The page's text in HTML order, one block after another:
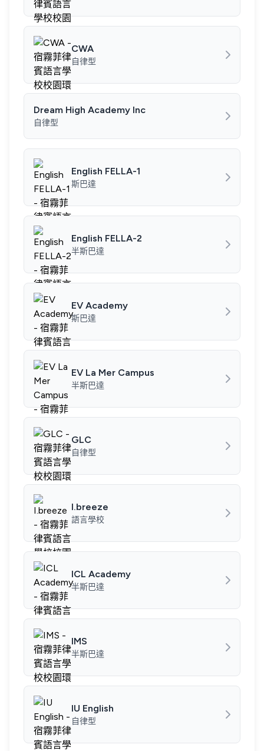
CWA
自律型
Dream High Academy Inc
自律型
English FELLA-1
斯巴達
English FELLA-2
半斯巴達
EV Academy
斯巴達
EV La Mer Campus
半斯巴達
GLC
自律型
I.breeze
語言學校
ICL Academy
半斯巴達
IMS
半斯巴達
IU English
自律型